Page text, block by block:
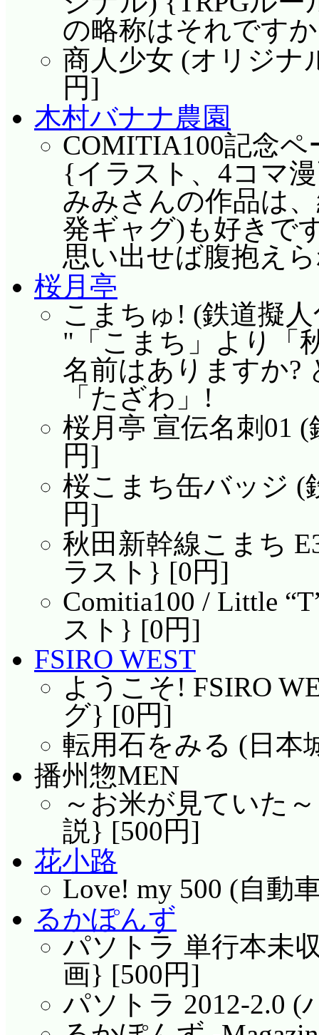
の略称はそれです
商人少女 (オリジ
円]
木村バナナ農園
COMITIA100記念
{イラスト、4コマ
みみさんの作品は
発ギャグ)も好きで
思い出せば腹抱え
桜月亭
こまちゅ! (鉄道擬
「こまち」より
名前はありますか?
「たざわ」!
桜月亭 宣伝名刺01
円]
桜こまち缶バッジ
円]
秋田新幹線こまち
ラスト} [0円]
Comitia100 / Little
スト} [0円]
FSIRO WEST
ようこそ! FSIRO
グ} [0円]
転用石をみる (日本
播州惣MEN
～お米が見ていた
説} [500円]
花小路
Love! my 500 (自動
るかぽんず
パソトラ 単行本未
画} [500円]
パソトラ 2012-2.0